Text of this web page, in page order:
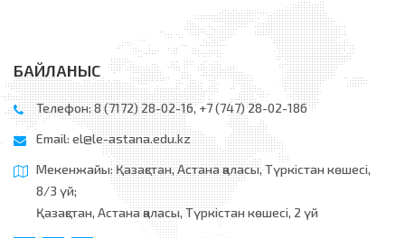
БАЙЛАНЫС
Телефон: 8 (7172) 28-02-16, +7 (747) 28-02-186
Email: el@le-astana.edu.kz
Мекенжайы: Қазақстан, Астана қаласы, Түркістан көшесі,
8/3 үй;
Қазақстан, Астана қаласы, Түркістан көшесі, 2 үй